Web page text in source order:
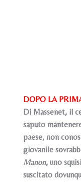
DOPO LA
Di Massenet, il
saputo
paese, non
giovanile
Manon, uno
suscitato